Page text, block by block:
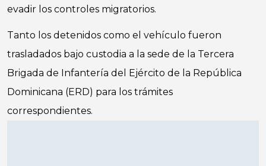
evadir los controles migratorios.
Tanto los detenidos como el vehículo fueron
trasladados bajo custodia a la sede de la Tercera
Brigada de Infantería del Ejército de la República
Dominicana (ERD) para los trámites
correspondientes.